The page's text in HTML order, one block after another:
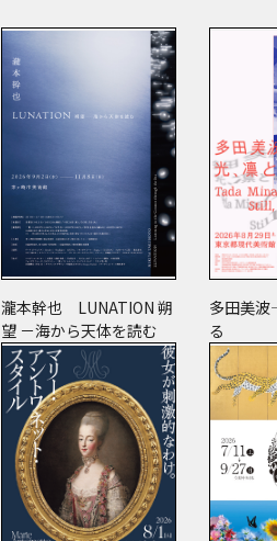
瀧本幹也 LUNATION 朔
望 －海から天体を読む
多田美
る